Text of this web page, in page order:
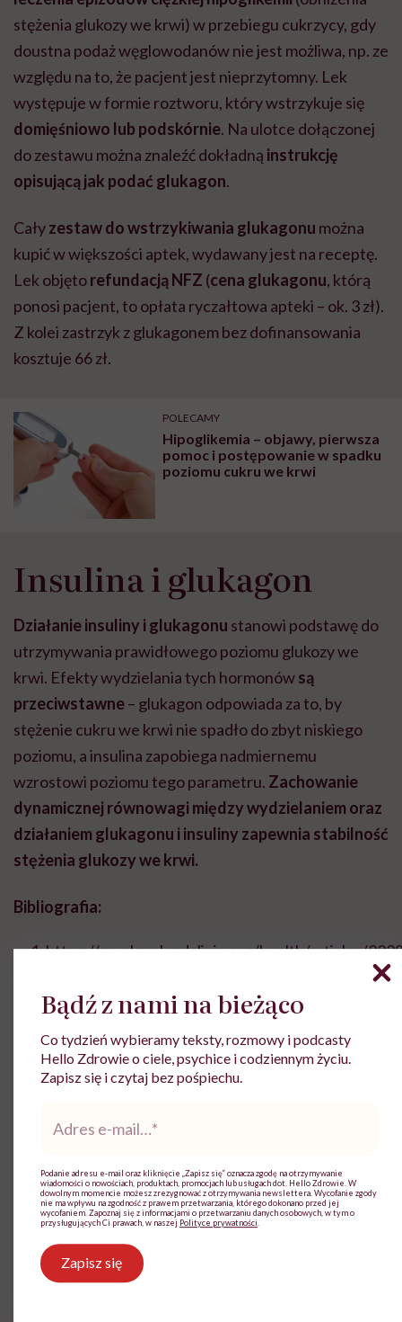
stężenia glukozy we krwi) w przebiegu cukrzycy, gdy
doustna podaż węglowodanów nie jest możliwa, np. ze
względu na to, że pacjent jest nieprzytomny. Lek
występuje w formie roztworu, który wstrzykuje się
domięśniowo lub podskórnie. Na ulotce dołączonej
do zestawu można znaleźć dokładną instrukcję
opisującą jak podać glukagon.
Całyzestaw do wstrzykiwania glukagonu można
kupić w większości aptek, wydawany jest na receptę.
Lek objętorefundacjąNFZ (cena glukagonu, którą
ponosi pacjent, to opłata ryczałtowa apteki – ok. 3 zł).
Z kolei zastrzyk z glukagonem bez dofinansowania
kosztuje 66 zł.
POLECAMY
Hipoglikemia – objawy, pierwsza
pomoc i postępowanie w spadku
poziomu cukru we krwi
Insulina i glukagon
Działanie insuliny i glukagonu stanowi podstawę do
utrzymywania prawidłowego poziomu glukozy we
krwi. Efekty wydzielania tych hormonówsą
przeciwstawne– glukagon odpowiada za to, by
stężenie cukru we krwi nie spadło do zbyt niskiego
poziomu, a insulina zapobiega nadmiernemu
wzrostowi poziomu tego parametru. Zachowanie
dynamicznej równowagi między wydzielaniem oraz
działaniem glukagonu i insuliny zapewnia stabilność
stężenia glukozy we krwi.
Bibliografia:
https://my.clevelandclinic.org/health/articles/
Martinez M., Pancreas Hormones, Endocrine
Society 2022.
Pietrzak I., Szadkowska A., Nasal glucagon – a
new way to treat severe, Pediatric
26(1): 45-57.
Aktualizacja treści: inż. Agata Domagała
Bądź z nami na bieżąco
Co tydzień wybieramy teksty, rozmowy i podcasty
Hello Zdrowie o ciele, psychice i codziennym życiu.
Zapisz się i czytaj bez pośpiechu.
mail*
Podanie adresu e-mail oraz kliknięcie „Zapisz się” oznacza zgodę na otrzymywanie
wiadomości o nowościach, produktach, promocjach lub usługach dot. Hello Zdrowie. W
dowolnym momencie możesz zrezygnować z otrzymywania newslettera. Wycofanie zgody
nie ma wpływu na zgodność z prawem przetwarzania, którego dokonano przed jej
wycofaniem. Zapoznaj się z informacjami o przetwarzaniu danych osobowych, w tym o
przysługujących Ci prawach, w naszej Polityce prywatności
Zapisz się